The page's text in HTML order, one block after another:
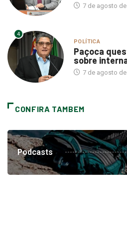
7 de agosto
4
POLÍTICA
Paçoca
sobre
7 de agosto
CONFIRA TAMBEM
Podcasts